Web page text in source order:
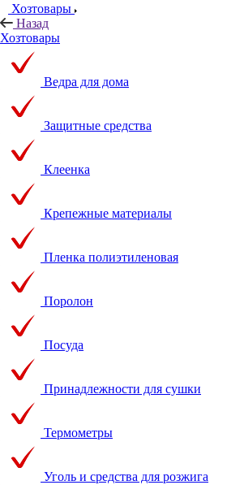
Хозтовары
Назад
Хозтовары
Ведра для дома
Защитные средства
Клеенка
Крепежные материалы
Пленка полиэтиленовая
Поролон
Посуда
Принадлежности для сушки
Термометры
Уголь и средства для розжига